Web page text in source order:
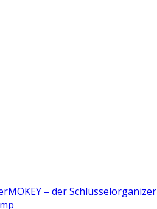
MOKEY – der Schlüsselorganizer